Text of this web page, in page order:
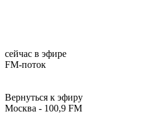
сейчас в эфире
FM-поток
Вернуться к эфиру
Москва - 100,9 FM